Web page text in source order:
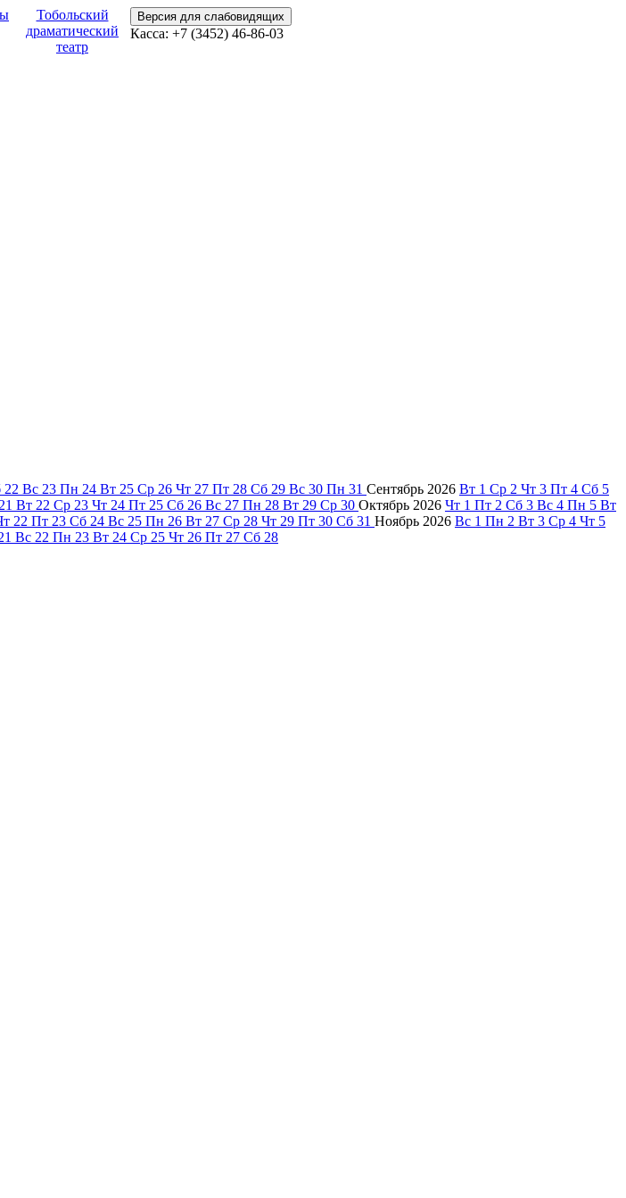
Тобольский
драматический
театр
Версия для слабовидящих
Касса: +7 (3452) 46-86-03
22 Вс 23 Пн 24 Вт 25 Ср 26 Чт 27 Пт 28 Сб 29 Вс 30 Пн 31 Сентябрь 2026 Вт 1 Ср 2 Чт 3 Пт 4 Сб 5
21 Вт 22 Ср 23 Чт 24 Пт 25 Сб 26 Вс 27 Пн 28 Вт 29 Ср 30 Октябрь 2026 Чт 1 Пт 2 Сб 3 Вс 4 Пн 5 Вт
22 Пт 23 Сб 24 Вс 25 Пн 26 Вт 27 Ср 28 Чт 29 Пт 30 Сб 31 Ноябрь 2026 Вс 1 Пн 2 Вт 3 Ср 4 Чт 5
Вс 22 Пн 23 Вт 24 Ср 25 Чт 26 Пт 27 Сб 28